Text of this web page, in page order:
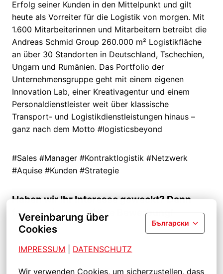
Vereinbarung über
Cookies
Български
IMPRESSUM DATENSCHUTZ
Wir verwenden Cookies, um sicherzustellen, dass
Erfolg seiner Kunden in den Mittelpunkt und gilt
heute als Vorreiter für die Logistik von morgen. Mit
1.600 Mitarbeiterinnen und Mitarbeitern betreibt die
Andreas Schmid Group 260.000 m² Logistikfläche
an über 30 Standorten in Deutschland, Tschechien,
Ungarn und Rumänien. Das Portfolio der
Unternehmensgruppe geht mit einem eigenen
Innovation Lab, einer Kreativagentur und einem
Personaldienstleister weit über klassische
Transport- und Logistikdienstleistungen hinaus –
ganz nach dem Motto #logisticsbeyond
#Sales #Manager #Kontraktlogistik #Netzwerk
#Aquise #Kunden #Strategie
Haben wir Ihr Interesse geweckt? Dann
freuen wir uns auf Ihre Bewerbung!